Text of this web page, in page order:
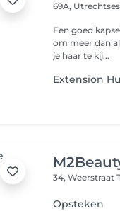
69A,
Een goed kapsel begint
om meer dan
je haar te kij...
Extension
34, Weerstraat
Opsteken